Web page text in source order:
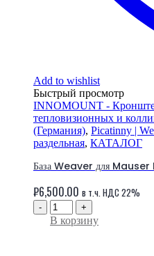
Add to wishlist
Быстрый просмотр
INNOMOUNT -
тепловизионных и
(Германия), Picatinny |
раздельная, КАТАЛОГ
База Weaver для
₽6,500.00 в т.ч. НДС 22%
- +
В корзину